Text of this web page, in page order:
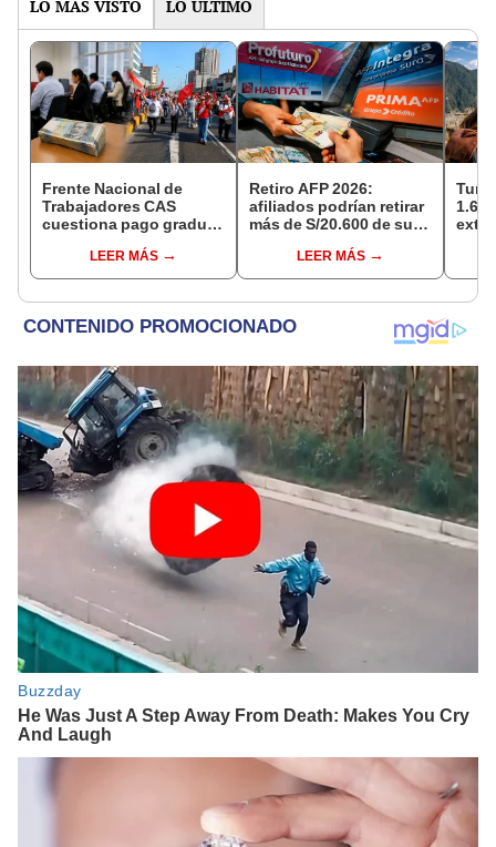
LO MÁS VISTO LO ÚLTIMO
Frente Nacional de
Trabajadores CAS
cuestiona pago gradual
LEER MÁS
Retiro AFP 2026:
afiliados podrían retirar
más de S/20.600 de sus
aprueba nuevo
proyecto de ley de 4 UIT
LEER MÁS
1.62